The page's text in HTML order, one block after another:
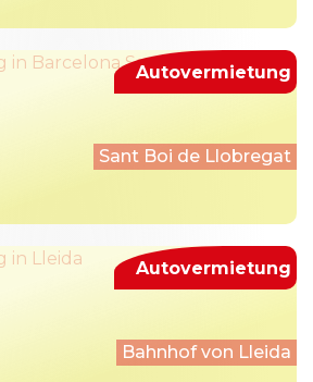
Sant Boi de Llobregat
Autovermietung
Bahnhof von Lleida
Autovermietung